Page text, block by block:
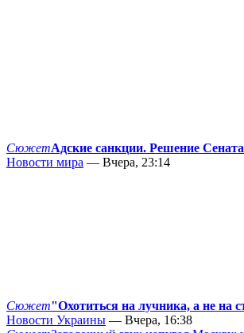
СюжетАдские санкции. Решение
Новости мира — Вчера, 23:14
Сюжет"Охотиться на лучника, а не на
Новости Украины — Вчера, 16:38